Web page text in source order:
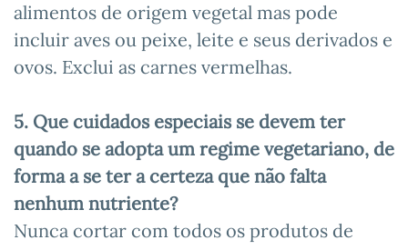
alimentos de origem vegetal mas pode
incluir aves ou peixe, leite e seus derivados e
ovos. Exclui as carnes vermelhas.
5. Que cuidados especiais se devem ter
quando se adopta um regime vegetariano, de
forma a se ter a certeza que não falta
nenhum nutriente?
Nunca cortar com todos os produtos de